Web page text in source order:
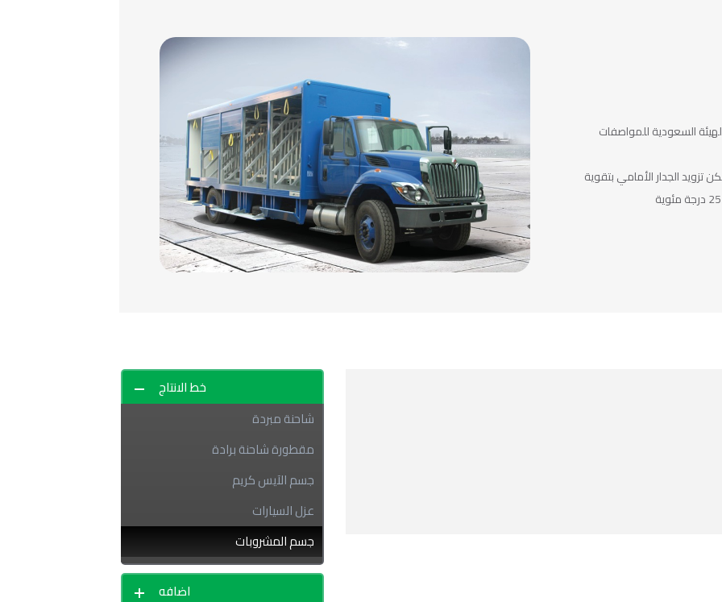
السعودية للمواصفات
تزويد الجدار الأمامي بتقوية
خط الانتاج
شاحنة مبردة
مقطورة شاحنة برادة
جسم الآيس كريم
عزل السيارات
جسم المشروبات
باب الرول الأفقي
اضافه